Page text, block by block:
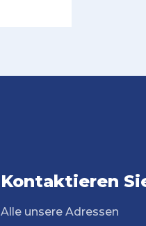
Kontaktieren
Alle unsere Adressen